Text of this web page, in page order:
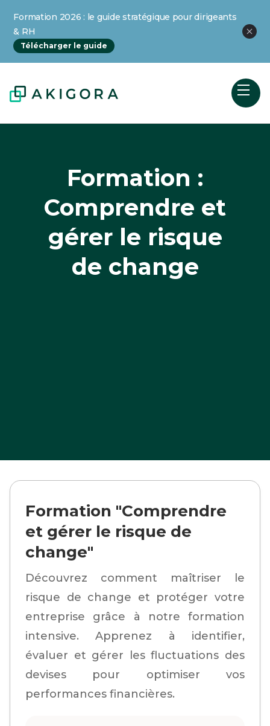
Formation 2026 : le guide stratégique pour dirigeants
& RH
Télécharger le guide
Formation :
Comprendre et
gérer le risque
de change
Formation "Comprendre
et gérer le risque de
change"
Découvrez comment maîtriser le
risque de change et protéger votre
entreprise grâce à notre formation
intensive. Apprenez à identifier,
évaluer et gérer les fluctuations des
devises pour optimiser vos
performances financières.